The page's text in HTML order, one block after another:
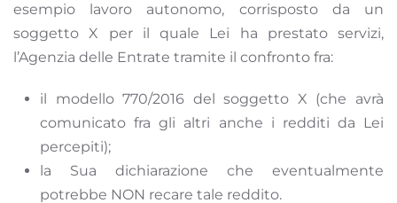
esempio lavoro autonomo, corrisposto da un
soggetto X per il quale Lei ha prestato servizi,
l’Agenzia delle Entrate tramite il confronto fra:
il modello 770/2016 del soggetto X (che avrà
comunicato fra gli altri anche i redditi da Lei
percepiti);
la Sua dichiarazione che eventualmente
potrebbe NON recare tale reddito.